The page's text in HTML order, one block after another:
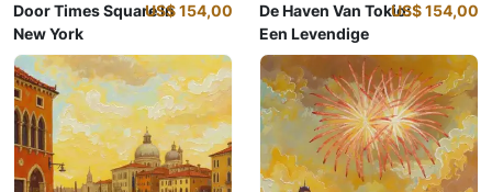
Door Times Square In
New York
Olieverfschilderij
US$ 154,00
De Haven Van Tokio:
Een Levendige
Ontwaking
Olieverfschilderij
US$ 154,00